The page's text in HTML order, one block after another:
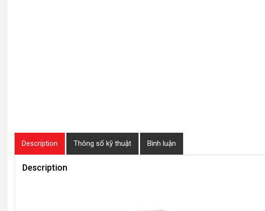
Description Thông số kỹ thuật Bình luận
Description